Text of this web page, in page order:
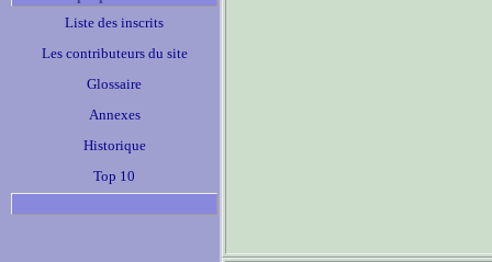
Liste des inscrits
Les contributeurs du site
Glossaire
Annexes
Historique
Top 10